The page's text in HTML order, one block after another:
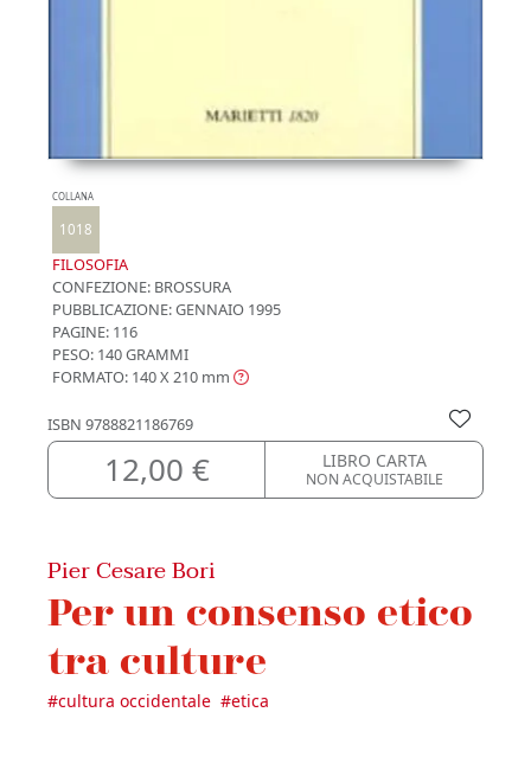
COLLANA
1018
FILOSOFIA
CONFEZIONE: BROSSURA
PUBBLICAZIONE:GENNAIO 1995
PAGINE: 116
PESO: 140 GRAMMI
FORMATO: 140 X 210 mm
ISBN 9788821186769
12,00 € LIBRO CARTA
NON ACQUISTABILE
Pier Cesare Bori
Per un consenso etico
tra culture
#cultura occidentale #etica